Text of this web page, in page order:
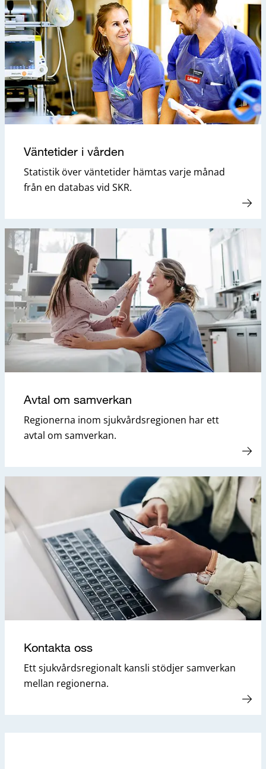
Väntetider i vården
Statistik över väntetider hämtas varje månad
från en databas vid SKR.
Avtal om samverkan
Regionerna inom sjukvårdsregionen har ett
avtal om samverkan.
Kontakta oss
Ett sjukvårdsregionalt kansli stödjer samverkan
mellan regionerna.